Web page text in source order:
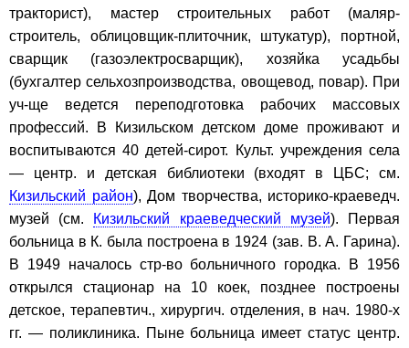
тракторист), мастер строительных работ (маляр-
строитель, облицовщик-плиточник, штукатур), портной,
сварщик (газоэлектросварщик), хозяйка усадьбы
(бухгалтер сельхозпроизводства, овощевод, повар). При
уч-ще ведется переподготовка рабочих массовых
профессий. В Кизильском детском доме проживают и
воспитываются 40 детей-сирот. Культ. учреждения села
— центр. и детская библиотеки (входят в ЦБС; см.
Кизильский район), Дом творчества, историко-краеведч.
музей (см. Кизильский краеведческий музей). Первая
больница в К. была построена в 1924 (зав. В. А. Гарина).
В 1949 началось стр-во больничного городка. В 1956
открылся стационар на 10 коек, позднее построены
детское, терапевтич., хирургич. отделения, в нач. 1980-х
гг. — поликлиника. Пыне больница имеет статус центр.